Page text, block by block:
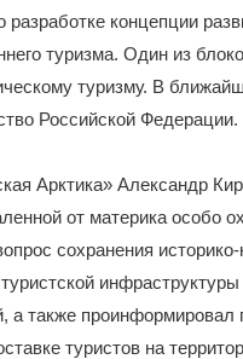
концепции
туризма. Один из
туризму. В
Российской Федерации.
Арктика» Александр
от материка особо
сохранения
а также
туристов на